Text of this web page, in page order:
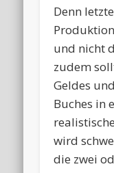
Denn
und nicht
zudem
Geldes
Buches in
wird
die zwei